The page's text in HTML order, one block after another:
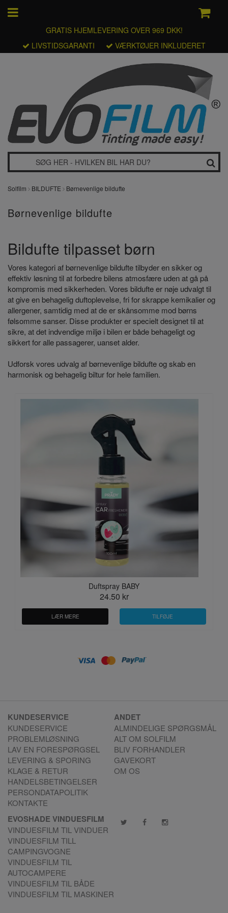
GRATIS HJEMLEVERING OVER 969 DKK!
LIVSTIDSGARANTI
VÆRKTØJER INKLUDERET
Solfilm BILDUFTE Børnevenlige bildufte
Børnevenlige bildufte
Bildufte tilpasset børn
Vores kategori af børnevenlige bildufte tilbyder en sikker og
effektiv løsning til at forbedre bilens atmosfære uden at gå på
kompromis med sikkerheden. Vores bildufte er nøje udvalgt til
at give en behagelig duftoplevelse, fri for skrappe kemikalier og
allergener, samtidig med at de er skånsomme mod børns
følsomme sanser. Disse produkter er specielt designet til at
sikre, at det indvendige miljø i bilen er både behageligt og
sikkert for alle passagerer, uanset alder.
Udforsk vores udvalg af børnevenlige bildufte og skab en
harmonisk og behagelig biltur for hele familien.
Duftspray BABY
24.50 kr
LÆR MERE
KUNDESERVICE
KUNDESERVICE
PROBLEMLØSNING
LAV EN FORESPØRGSEL
LEVERING & SPORING
KLAGE & RETUR
HANDELSBETINGELSER
PERSONDATAPOLITIK
KONTAKTE
ANDET
ALMINDELIGE SPØRGSMÅL
ALT OM SOLFILM
BLIV FORHANDLER
GAVEKORT
OM OS
EVOSHADE VINDUESFILM
VINDUESFILM TIL VINDUER
VINDUESFILM TILL
CAMPINGVOGNE
VINDUESFILM TIL
AUTOCAMPERE
VINDUESFILM TIL BÅDE
VINDUESFILM TIL MASKINER